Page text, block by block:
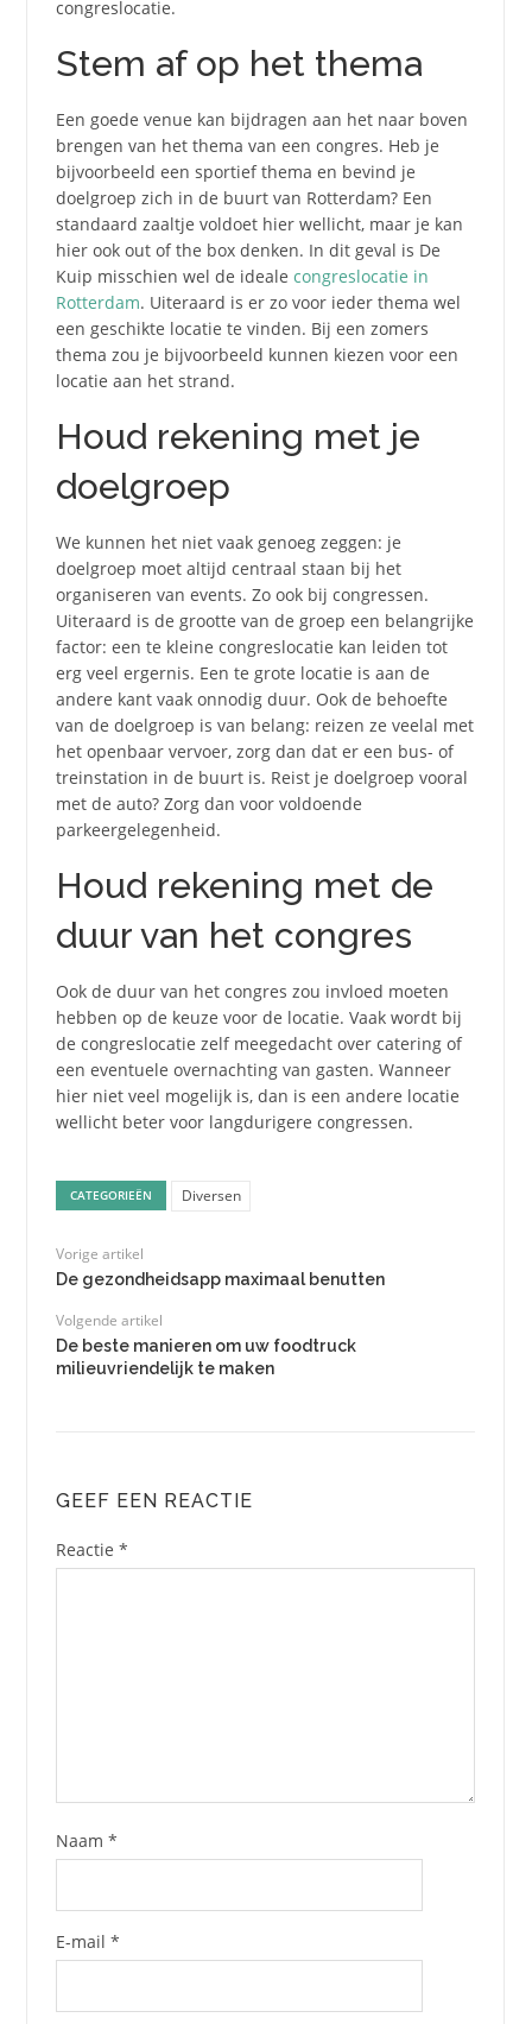
congreslocatie.
Stem af op het thema
Een goede venue kan bijdragen aan het naar boven
brengen van het thema van een congres. Heb je
bijvoorbeeld een sportief thema en bevind je
doelgroep zich in de buurt van Rotterdam? Een
standaard zaaltje voldoet hier wellicht, maar je kan
hier ook out of the box denken. In dit geval is De
Kuip misschien wel de ideale congreslocatie in
Rotterdam. Uiteraard is er zo voor ieder thema wel
een geschikte locatie te vinden. Bij een zomers
thema zou je bijvoorbeeld kunnen kiezen voor een
locatie aan het strand.
Houd rekening met je
doelgroep
We kunnen het niet vaak genoeg zeggen: je
doelgroep moet altijd centraal staan bij het
organiseren van events. Zo ook bij congressen.
Uiteraard is de grootte van de groep een belangrijke
factor: een te kleine congreslocatie kan leiden tot
erg veel ergernis. Een te grote locatie is aan de
andere kant vaak onnodig duur. Ook de behoefte
van de doelgroep is van belang: reizen ze veelal met
het openbaar vervoer, zorg dan dat er een bus- of
treinstation in de buurt is. Reist je doelgroep vooral
met de auto? Zorg dan voor voldoende
parkeergelegenheid.
Houd rekening met de
duur van het congres
Ook de duur van het congres zou invloed moeten
hebben op de keuze voor de locatie. Vaak wordt bij
de congreslocatie zelf meegedacht over catering of
een eventuele overnachting van gasten. Wanneer
hier niet veel mogelijk is, dan is een andere locatie
wellicht beter voor langdurigere congressen.
CATEGORIEËN Diversen
Vorige artikel
De gezondheidsapp maximaal benutten
Volgende artikel
De beste manieren om uw foodtruck
milieuvriendelijk te maken
GEEF EEN REACTIE
Reactie *
Naam *
E-mail *